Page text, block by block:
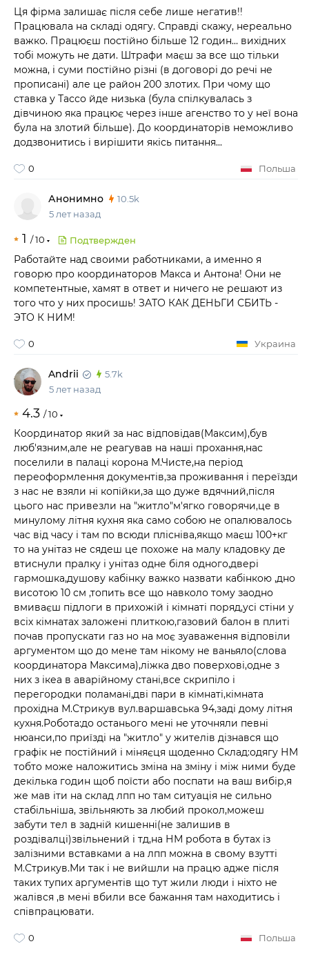
Ця фірма залишає після себе лише негатив!!
Працювала на складі одягу. Справді скажу, нереально
важко. Працюєш постійно більше 12 годин… вихідних
тобі можуть не дати. Штрафи маєш за все що тільки
можна, і суми постійно різні (в договорі до речі не
прописані) але це район 200 злотих. При чому що
ставка у Тассо йде низька (була спілкувалась з
дівчиною яка працює через інше агенство то у неї вона
була на злотий більше). До координаторів неможливо
додзвонитись і вирішити якісь питання...
0 Польша
Анонимно
10.5k
5 лет назад
1 /10 Подтвержден
Работайте над своими работниками, а именно я
говорю про координаторов Макса и Антона! Они не
компетентные, хамят в ответ и ничего не решают из
того что у них просишь! ЗАТО КАК ДЕНЬГИ СБИТЬ -
ЭТО К НИМ!
0 Украина
Andrii
5.7k
5 лет назад
4.3 /10
Координатор який за нас відповідав(Максим),був
люб'язним,але не реагував на наші прохання,нас
поселили в палаці корона М.Чисте,на період
переоформлення документів,за проживання і переїзди
з нас не взяли ні копійки,за що дуже вдячний,після
цього нас привезли на "житло"м'ягко говорячи,це в
минулому літня кухня яка само собою не опалювалось
час від часу і там по всюди плісніва,якщо маєш 100+кг
то на унітаз не сядеш це похоже на малу кладовку де
втиснули пралку і унітаз одне біля одного,двері
гармошка,душову кабінку важко назвати кабінкою ,дно
висотою 10 см ,топить все що навколо тому заодно
вмиваєш підлоги в прихожій і кімнаті поряд,усі стіни у
всіх кімнатах заложені плиткою,газовий балон в плиті
почав пропускати газ но на моє зуаваження відповіли
аргументом що до мене там нікому не ваньяло(слова
координатора Максима),ліжка дво поверхові,одне з
них з ікеа в аварійному стані,все скрипіло і
перегородки поламані,дві пари в кімнаті,кімната
прохідна М.Стрикув вул.варшавська 94,заді дому літня
кухня.Робота:до останього мені не уточняли певні
нюанси,по приїзді на "житло" у жителів дізнався що
графік не постійний і міняєця щоденно Склад:одягу НM
тобто може наложитись зміна на зміну і між ними буде
декілька годин щоб поїсти або поспати на ваш вибір,я
же мав іти на склад лпп но там ситуація не сильно
стабільніша, звільняють за любий прокол,можеш
забути тел в задній кишенні(не залишив в
роздівалці)звільнений і тд,на НМ робота в бутах із
залізними вставками а на лпп можна в свому взутті
М.Стрикув.Ми так і не вийшли на працю адже після
таких тупих аргументів що тут жили люди і ніхто не
жалівся ,в мені вбили все бажання там находитись і
співпрацювати.
0 Польша